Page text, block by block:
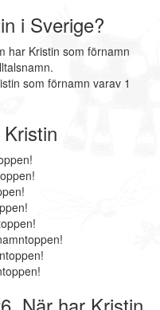
i Sverige?
har Kristin som förnamn
som förnamn varav 1